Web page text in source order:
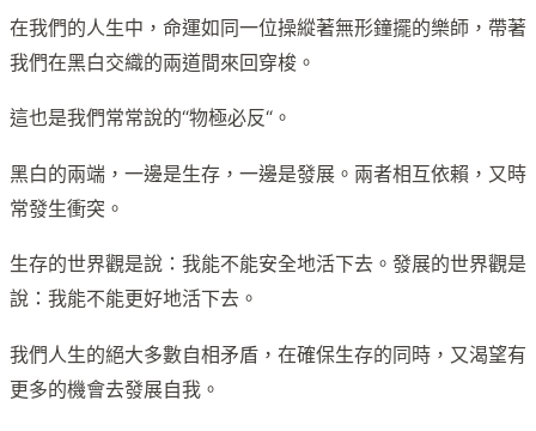
在我們的人生中，命運如同一位操縱著無形鐘擺的樂師，帶著
我們在黑白交織的兩道間來回穿梭。
這也是我們常常說的“物極必反“。
黑白的兩端，一邊是生存，一邊是發展。兩者相互依賴，又時
常發生衝突。
生存的世界觀是說：我能不能安全地活下去。發展的世界觀是
說：我能不能更好地活下去。
我們人生的絕大多數自相矛盾，在確保生存的同時，又渴望有
更多的機會去發展自我。